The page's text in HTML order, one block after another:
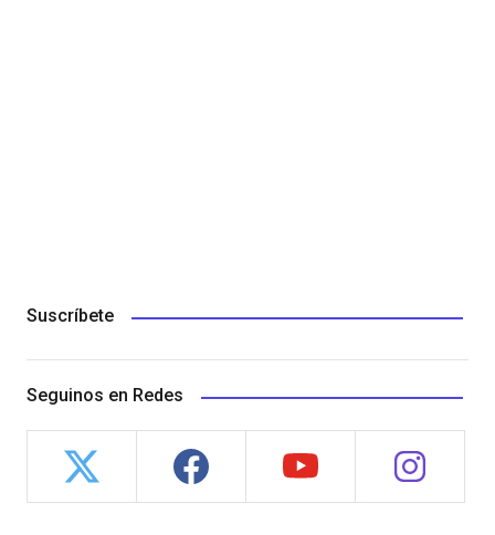
Suscríbete
Seguinos en Redes